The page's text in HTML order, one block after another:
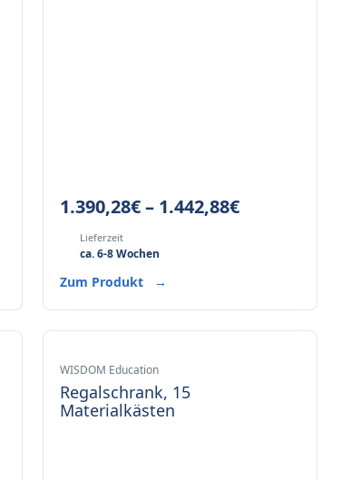
1.390,28€– 1.442,88€
Lieferzeit
ca. 6-8 Wochen
Zum Produkt →
WISDOM Education
Regalschrank, 15
Materialkästen